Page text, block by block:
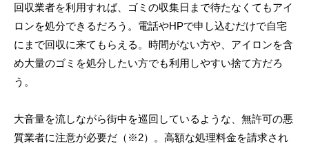
回収業者を利用すれば、ゴミの収集日まで待たなくてもアイ
ロンを処分できるだろう。電話やHPで申し込むだけで自宅
にまで回収に来てもらえる。時間がない方や、アイロンを含
め大量のゴミを処分したい方でも利用しやすい捨て方だろ
う。
大音量を流しながら街中を巡回しているような、無許可の悪
質業者に注意が必要だ（※2）。高額な処理料金を請求され